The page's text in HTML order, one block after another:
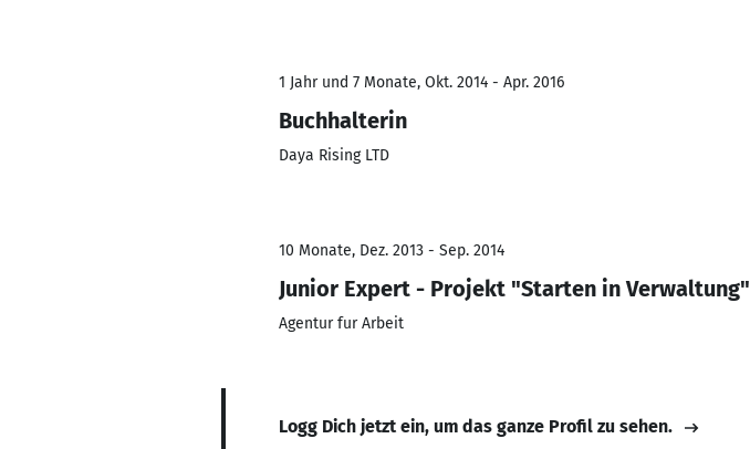
1 Jahr und 7 Monate, Okt. 2014 - Apr. 2016
Buchhalterin
Daya Rising LTD
10 Monate, Dez. 2013 - Sep. 2014
Junior Expert - Projekt "Starten in Verwaltung"
Agentur fur Arbeit
Logg Dich jetzt ein, um das ganze Profil zu sehen.